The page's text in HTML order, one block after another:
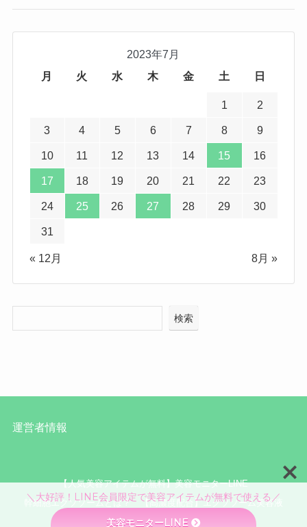
2023年7月
月
火 水 木 金 土 日
1 2
3 4 5 6 7 8 9
10 11 12 13 14 15 16
17 18 19 20 21 22 23
24 25 26 27 28 29 30
31
« 12月 8月 »
検索
運営者情報
【人気美容アイテムが無料】美容モニターLINE
幹細胞エクソソームとは？
【高濃度配合】エクソソーム美容液
＼大好評！LINE会員限定で美容アイテムが無料で使える／
美容モニターLINE